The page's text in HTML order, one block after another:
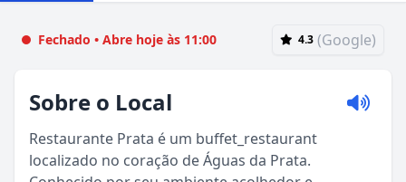
Fechado • Abre hoje às 11:00 4.3 (Google)
Sobre o Local
Restaurante Prata é um buffet_restaurant
localizado no coração de Águas da Prata.